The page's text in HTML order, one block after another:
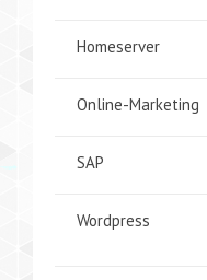
Homeserver
Online-Marketing
SAP
Wordpress